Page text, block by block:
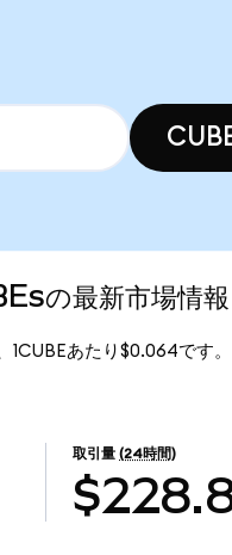
の最新市場情報
1CUBEあたり$0.064で
取引量 (24時間)